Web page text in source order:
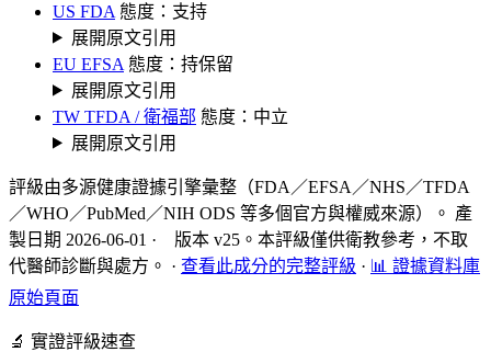
US FDA 態度：支持
展開原文引用
EU EFSA 態度：持保留
展開原文引用
TW TFDA / 衛福部 態度：中立
展開原文引用
評級由多源健康證據引擎彙整（FDA／EFSA／NHS／TFDA
／WHO／PubMed／NIH ODS 等多個官方與權威來源）。 產
製日期 2026-06-01 · 版本 v25。本評級僅供衛教參考，不取
代醫師診斷與處方。 · 查看此成分的完整評級 · 📊 證據資料庫
原始頁面
🔬 實證評級速查